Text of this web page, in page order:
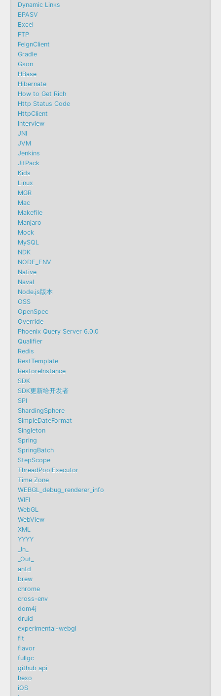
Dynamic Links
EPASV
Excel
FTP
FeignClient
Gradle
Gson
HBase
Hibernate
How to Get Rich
Http Status Code
HttpClient
Interview
JNI
JVM
Jenkins
JitPack
Kids
Linux
MGR
Mac
Makefile
Manjaro
Mock
MySQL
NDK
NODE_ENV
Native
Naval
Node.js版本
OSS
OpenSpec
Override
Phoenix Query Server 6.0.0
Qualifier
Redis
RestTemplate
RestoreInstance
SDK
SDK更新给开发者
SPI
ShardingSphere
SimpleDateFormat
Singleton
Spring
SpringBatch
StepScope
ThreadPoolExecutor
Time Zone
WEBGL_debug_renderer_info
WIFI
WebGL
WebView
XML
YYYY
_In_
_Out_
antd
brew
chrome
cross-env
dom4j
druid
experimental-webgl
fit
flavor
fullgc
github api
hexo
iOS